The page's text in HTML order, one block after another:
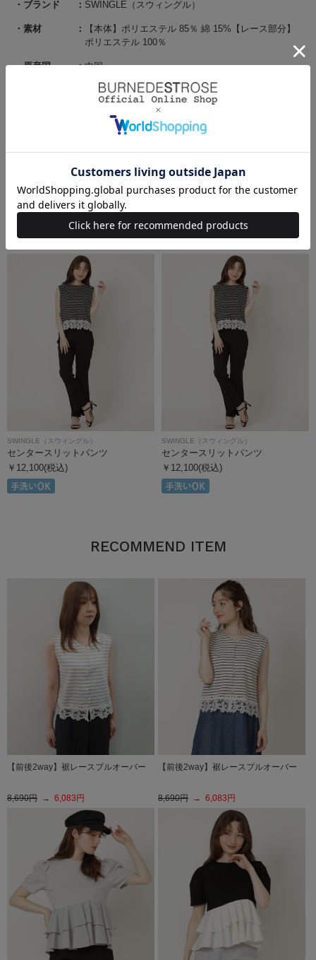
ブランド SWINGLE（スウィングル）
素材
【本体】ポリエステル 85％ 綿 15%【レース部分】
ポリエステル 100％
原産国 中国
F(00):着丈 52cm/バスト 98cm/肩幅 39cm/裾回り
104cm
関連商品
SWINGLE（スウィングル）
センタースリットパンツ
￥12,100(税込)
SWINGLE（スウィングル）
センタースリットパンツ
￥12,100(税込)
RECOMMEND ITEM
【前後2way】裾レースプルオーバー
8,690円 → 6,083円
【前後2way】裾レースプルオーバー
8,690円 → 6,083円